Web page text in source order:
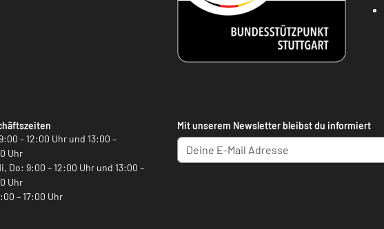
– 12:00 Uhr und 13:00 –
Uhr
Do: 9:00 – 12:00 Uhr und 13:00 –
Uhr
– 17:00 Uhr
Mit unserem Newsletter bleibst du informiert